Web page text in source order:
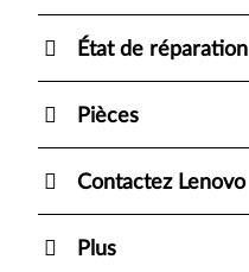
État de réparation
Pièces
Contactez Lenovo
Plus